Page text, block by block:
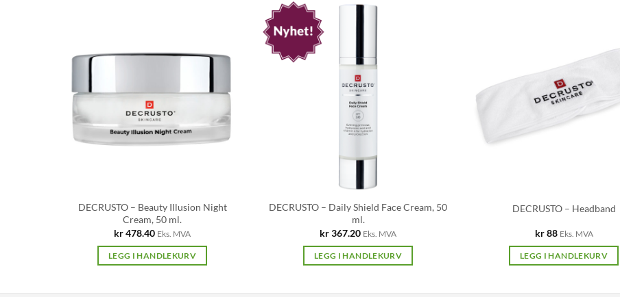
DECRUSTO – Beauty Illusion Night
Cream, 50 ml.
kr478.40 Eks. MVA
LEGG I HANDLEKURV
DECRUSTO – Daily Shield Face Cream, 50
ml.
kr367.20 Eks. MVA
LEGG I HANDLEKURV
DECRUSTO – Headband
kr88 Eks. MVA
LEGG I HANDLEKURV